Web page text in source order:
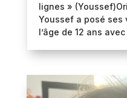
lignes »
Youssef a posé ses
l’âge de 12 ans